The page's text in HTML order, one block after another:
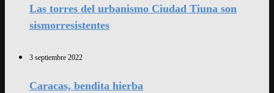
Las torres del urbanismo Ciudad Tiuna son
sismorresistentes
3 septiembre 2022
Caracas, bendita hierba